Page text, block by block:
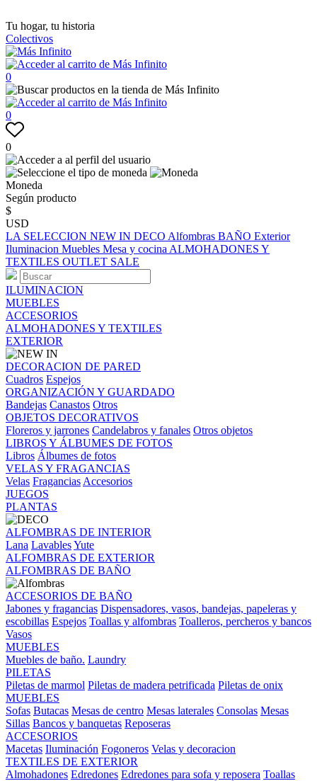
Tu hogar, tu historia
Colectivos
0
0
0
Moneda
Según producto
$
USD
LA SELECCION NEW IN DECO Alfombras BAÑO Exterior
Iluminacion Muebles Mesa y cocina ALMOHADONES Y
TEXTILES OUTLET SALE
ILUMINACION
MUEBLES
ACCESORIOS
ALMOHADONES Y TEXTILES
EXTERIOR
DECORACION DE PARED
Cuadros Espejos
ORGANIZACIÓN Y GUARDADO
Bandejas Canastos Otros
OBJETOS DECORATIVOS
Floreros y jarrones Candelabros y fanales Otros objetos
LIBROS Y ÁLBUMES DE FOTOS
Libros Álbumes de fotos
VELAS Y FRAGANCIAS
Velas Fragancias Accesorios
JUEGOS
PLANTAS
ALFOMBRAS DE INTERIOR
Lana LavablesYute
ALFOMBRAS DE EXTERIOR
ALFOMBRAS DE BAÑO
ACCESORIOS DE BAÑO
Jabones y fragancias Dispensadores, vasos, bandejas, papeleras y
escobillas Espejos Toallas y alfombras Toalleros, percheros y bancos
Vasos
MUEBLES
Muebles de baño. Laundry
PILETAS
Piletas de marmol Piletas de madera petrificada Piletas de onix
MUEBLES
Sofas Butacas Mesas de centro Mesas laterales Consolas Mesas
Sillas Bancos y banquetas Reposeras
ACCESORIOS
Macetas Iluminación Fogoneros Velas y decoracion
TEXTILES DE EXTERIOR
Almohadones Edredones Edredones para sofa y reposera Toallas